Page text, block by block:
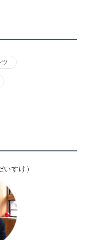
ツ
すけ）